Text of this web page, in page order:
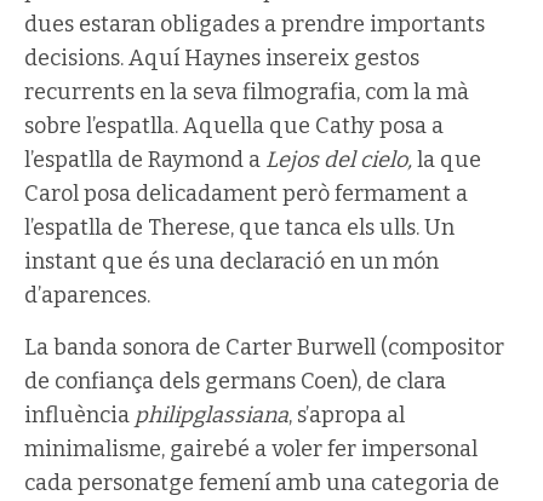
dues estaran obligades a prendre importants
decisions. Aquí Haynes insereix gestos
recurrents en la seva filmografia, com la mà
sobre l’espatlla. Aquella que Cathy posa a
l’espatlla de Raymond a Lejos del cielo,la que
Carol posa delicadament però fermament a
l’espatlla de Therese, que tanca els ulls. Un
instant que és una declaració en un món
d’aparences.
La banda sonora de Carter Burwell (compositor
de confiança dels germans Coen), de clara
influència philipglassiana, s’apropa al
minimalisme, gairebé a voler fer impersonal
cada personatge femení amb una categoria de